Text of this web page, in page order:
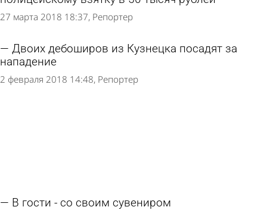
27 марта 2018 18:37 Репортер
Двоих дебоширов из Кузнецка посадят за
нападение
2 февраля 2018 14:48 Репортер
В гости - со своим сувениром